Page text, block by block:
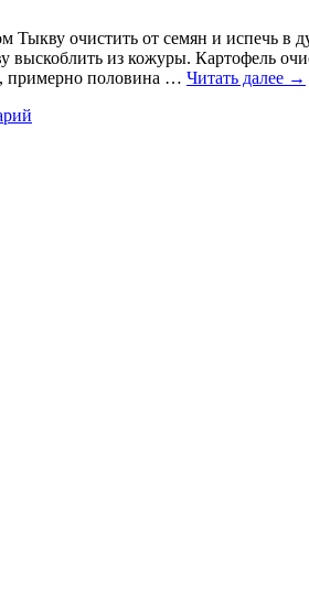
очистить от семян и испечь в
выскоблить из кожуры. Картофель
примерно половина … Читать далее →